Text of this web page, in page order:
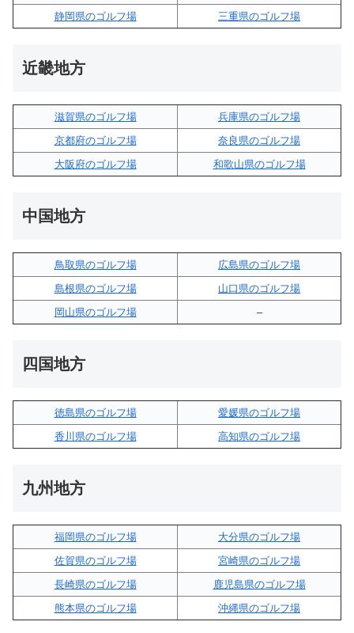
静岡県のゴルフ場
三重県のゴルフ場
近畿地方
滋賀県のゴルフ場
兵庫県のゴルフ場
京都府のゴルフ場
奈良県のゴルフ場
大阪府のゴルフ場
和歌山県のゴルフ場
中国地方
鳥取県のゴルフ場
広島県のゴルフ場
島根県のゴルフ場
山口県のゴルフ場
岡山県のゴルフ場
–
四国地方
徳島県のゴルフ場
愛媛県のゴルフ場
香川県のゴルフ場
高知県のゴルフ場
九州地方
福岡県のゴルフ場
大分県のゴルフ場
佐賀県のゴルフ場
宮崎県のゴルフ場
長崎県のゴルフ場
鹿児島県のゴルフ場
熊本県のゴルフ場
沖縄県のゴルフ場